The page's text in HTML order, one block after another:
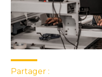
Partager :